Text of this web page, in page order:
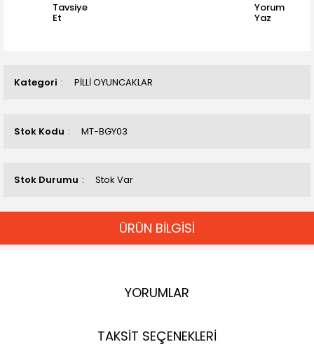
Kategori PİLLİ OYUNCAKLAR
Stok Kodu MT-BGY03
Stok Durumu Stok Var
Tavsiye
Et
Yorum
Yaz
ÜRÜN BİLGİSİ
YORUMLAR
TAKSİT SEÇENEKLERİ